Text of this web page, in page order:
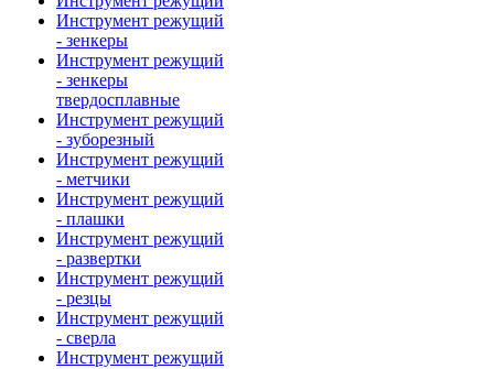
Инструмент режущий
- зенкеры
Инструмент режущий
- зенкеры
твердосплавные
Инструмент режущий
- зуборезный
Инструмент режущий
- метчики
Инструмент режущий
- плашки
Инструмент режущий
- развертки
Инструмент режущий
- резцы
Инструмент режущий
- сверла
Инструмент режущий